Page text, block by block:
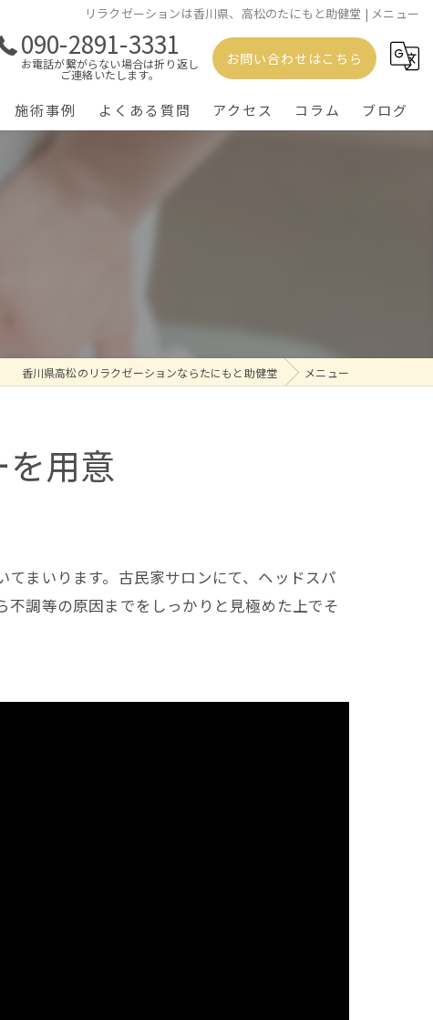
リラクゼーションは香川県、高松のたにもと助健堂 | メニュー
090-2891-3331
お電話が繋がらない場合は折り返し
ご連絡いたします。
お問い合わせはこちら
施術事例 よくある質問 アクセス コラム ブログ
香川県高松のリラクゼーションならたにもと助健堂 メニュー
用意
まいります。古民家サロンにて、ヘッドスパ
調等の原因までをしっかりと見極めた上でそ